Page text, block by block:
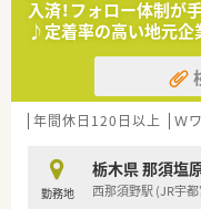
復帰率も高く、働
■福利厚生も充実！
等、社員に優しい
■未経験・ブラン
軽にご相談くださ
■薬剤師の人数が
減され、ヘルプ体
■小規模な法人な
入済！フォロー体制が
♪定着率の高い地元企
年間休日120日以上 Ｗ
勤務地
栃木県 那須塩
西那須野駅 (JR宇